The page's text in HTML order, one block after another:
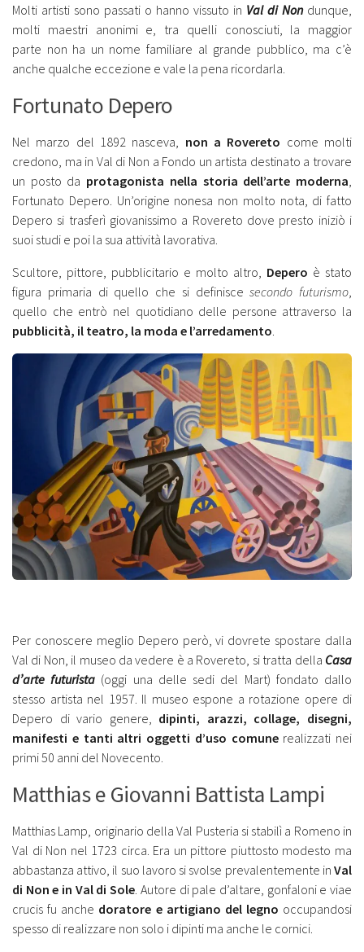
Molti artisti sono passati o hanno vissuto in Val di Non dunque,
molti maestri anonimi e, tra quelli conosciuti, la maggior
parte non ha un nome familiare al grande pubblico, ma c’è
anche qualche eccezione e vale la pena ricordarla.
Fortunato Depero
Nel marzo del 1892 nasceva, non a Rovereto come molti
credono, ma in Val di Non a Fondo un artista destinato a trovare
un posto da protagonista nella storia dell’arte moderna
Fortunato Depero. Un’origine nonesa non molto nota, di fatto
Depero si trasferì giovanissimo a Rovereto dove presto iniziò i
suoi studi e poi la sua attività lavorativa.
Scultore, pittore, pubblicitario e molto altro, Depero è stato
figura primaria di quello che si definiscesecondo futurismo
quello che entrò nel quotidiano delle persone attraverso la
pubblicità, il teatro, la moda e l’arredamento
Per conoscere meglio Depero però, vi dovrete spostare dalla
Val di Non, il museo da vedere è a Rovereto, si tratta della Casa
d’arte futurista (oggi una delle sedi del Mart) fondato dallo
stesso artista nel 1957. Il museo espone a rotazione opere di
Depero di vario genere, dipinti, arazzi, collage, disegni,
manifesti e tanti altri oggetti d’uso comunerealizzati nei
primi 50 anni del Novecento.
Matthias e Giovanni Battista Lampi
Matthias Lamp, originario della Val Pusteria si stabilì a Romeno in
Val di Non nel 1723 circa. Era un pittore piuttosto modesto ma
abbastanza attivo, il suo lavoro si svolse prevalentemente in Val
di Non e in Val di Sole . Autore di pale d’altare, gonfaloni e viae
crucis fu anche doratore e artigiano del legno occupandosi
spesso di realizzare non solo i dipinti ma anche le cornici.